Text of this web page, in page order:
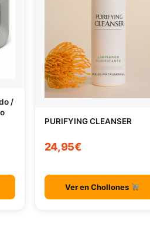
/
PURIFYING CLEANSER
24,95€
Ver en Chollones